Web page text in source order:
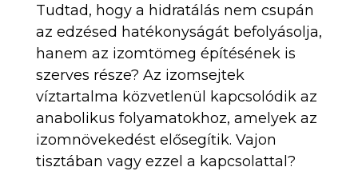
Tudtad, hogy a hidratálás nem csupán
az edzésed hatékonyságát befolyásolja,
hanem az izomtömeg építésének is
szerves része? Az izomsejtek
víztartalma közvetlenül kapcsolódik az
anabolikus folyamatokhoz, amelyek az
izomnövekedést elősegítik. Vajon
tisztában vagy ezzel a kapcsolattal?